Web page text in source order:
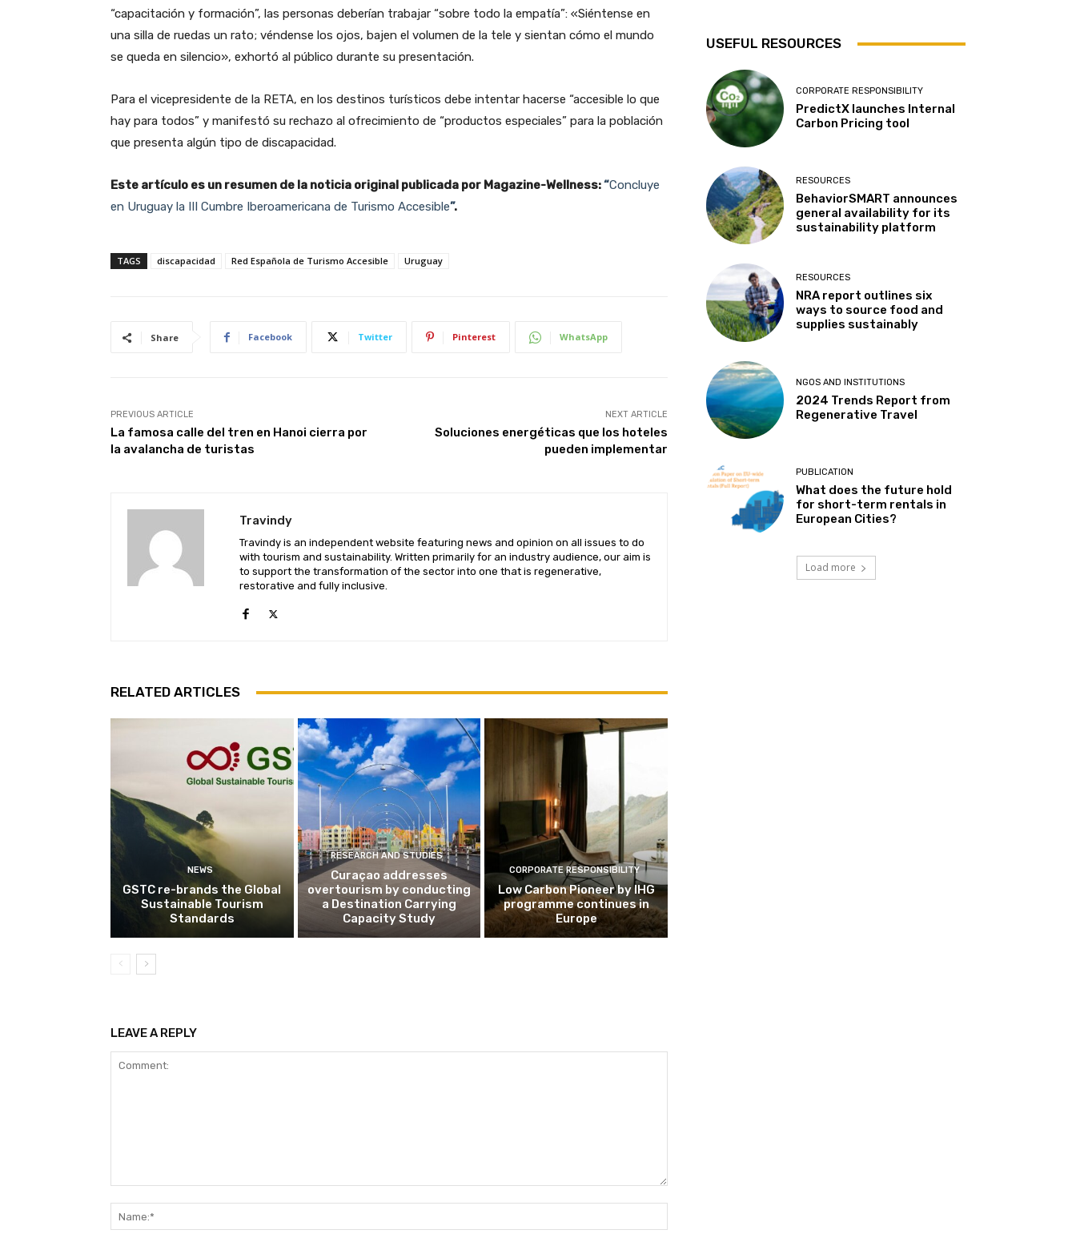
Subscribe to get our latest content by email.
Subscribe
“capacitación y formación”, las personas deberían trabajar “sobre todo la empatía”: «Siéntense en
una silla de ruedas un rato; véndense los ojos, bajen el volumen de la tele y sientan cómo el mundo
se queda en silencio», exhortó al público durante su presentación.
Para el vicepresidente de la RETA, en los destinos turísticos debe intentar hacerse “accesible lo que
hay para todos” y manifestó su rechazo al ofrecimiento de “productos especiales” para la población
que presenta algún tipo de discapacidad.
Este artículo es un resumen de la noticia original publicada por Magazine-Wellness:“Concluye
en Uruguay la III Cumbre Iberoamericana de Turismo Accesible”.
TAGS discapacidad Red Española de Turismo Accesible Uruguay
Share Facebook Twitter Pinterest WhatsApp
PREVIOUS ARTICLE
La famosa calle del tren en Hanoi cierra por
la avalancha de turistas
NEXT ARTICLE
Soluciones energéticas que los hoteles
pueden implementar
Travindy
Travindy is an independent website featuring news and opinion on all issues to do
with tourism and sustainability. Written primarily for an industry audience, our aim is
to support the transformation of the sector into one that is regenerative,
restorative and fully inclusive.
RELATED ARTICLES
NEWS
GSTC re-brands the Global
Sustainable Tourism
Standards
RESEARCH AND STUDIES
Curaçao addresses
overtourism by conducting
a Destination Carrying
Capacity Study
CORPORATE RESPONSIBILITY
Low Carbon Pioneer by IHG
programme continues in
Europe
LEAVE A REPLY
USEFUL RESOURCES
CORPORATE RESPONSIBILITY
PredictX launches Internal
Carbon Pricing tool
RESOURCES
BehaviorSMART announces
general availability for its
sustainability platform
RESOURCES
NRA report outlines six
ways to source food and
supplies sustainably
NGOS AND INSTITUTIONS
2024 Trends Report from
Regenerative Travel
PUBLICATION
What does the future hold
for short-term rentals in
European Cities?
Load more